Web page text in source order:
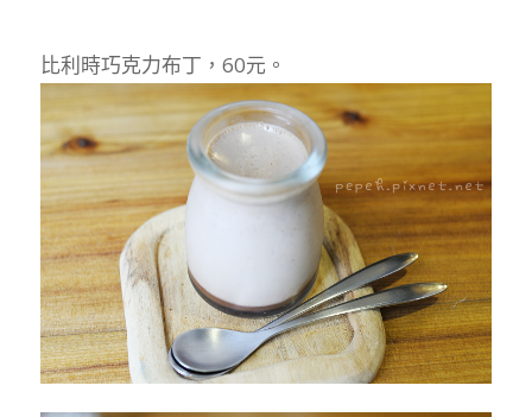
比利時巧克力布丁，60元。